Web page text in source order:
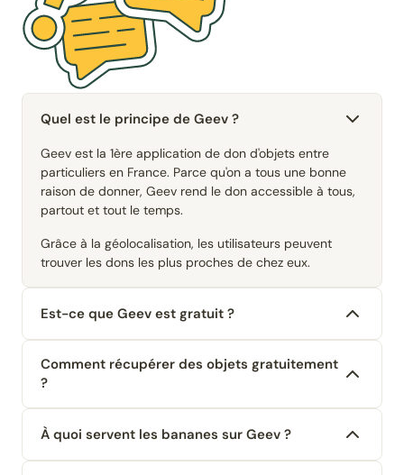
Quel est le principe de Geev ?
Geev est la 1ère application de don d'objets entre
particuliers en France. Parce qu'on a tous une bonne
raison de donner, Geev rend le don accessible à tous,
partout et tout le temps.
Grâce à la géolocalisation, les utilisateurs peuvent
trouver les dons les plus proches de chez eux.
Est-ce que Geev est gratuit ?
Comment récupérer des objets gratuitement
?
À quoi servent les bananes sur Geev ?